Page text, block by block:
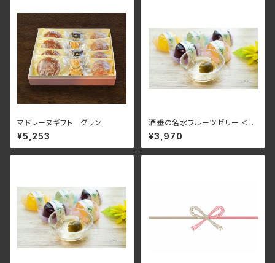
マドレーヌギフト グラン
¥5,253
酒垂の名水フルーツゼリー ＜8
個入り＞《夏》 ゼリー フル
ーツゼリー ギフト 詰め合せ 手
土産 贈り物 お祝い お返し お歳
¥3,970